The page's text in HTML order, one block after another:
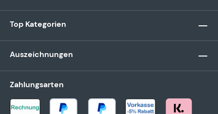
Top Kategorien
Auszeichnungen
Zahlungsarten